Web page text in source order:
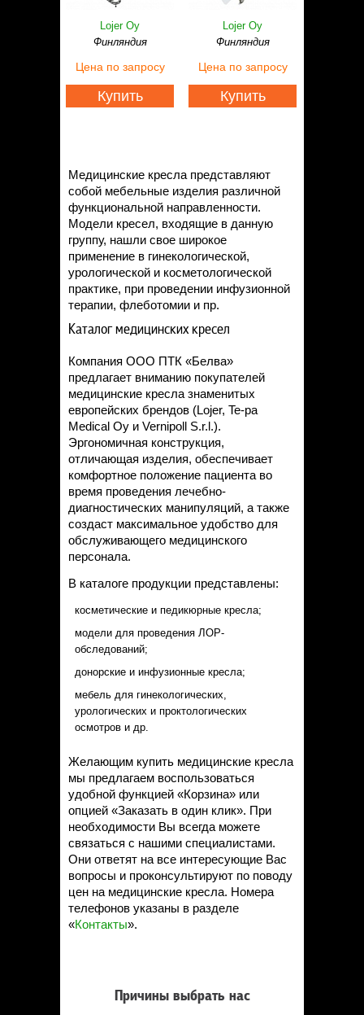
Lojer Oy
Финляндия
Цена по запросу
Купить
Lojer Oy
Финляндия
Цена по запросу
Купить
Медицинские кресла представляют
собой мебельные изделия различной
функциональной направленности.
Модели кресел, входящие в данную
группу, нашли свое широкое
применение в гинекологической,
урологической и косметологической
практике, при проведении инфузионной
терапии, флеботомии и пр.
Каталог медицинских кресел
Компания ООО ПТК «Белва»
предлагает вниманию покупателей
медицинские кресла знаменитых
европейских брендов (Lojer, Te-pa
Medical Oy и Vernipoll S.r.l.).
Эргономичная конструкция,
отличающая изделия, обеспечивает
комфортное положение пациента во
время проведения лечебно-
диагностических манипуляций, а также
создаст максимальное удобство для
обслуживающего медицинского
персонала.
В каталоге продукции представлены:
косметические и педикюрные кресла;
модели для проведения ЛОР-
обследований;
донорские и инфузионные кресла;
мебель для гинекологических,
урологических и проктологических
осмотров и др.
Желающим купить медицинские кресла
мы предлагаем воспользоваться
удобной функцией «Корзина» или
опцией «Заказать в один клик». При
необходимости Вы всегда можете
связаться с нашими специалистами.
Они ответят на все интересующие Вас
вопросы и проконсультируют по поводу
цен на медицинские кресла. Номера
телефонов указаны в разделе
«Контакты».
Причины выбрать нас